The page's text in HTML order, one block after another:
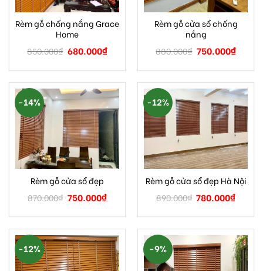
Rèm gỗ chống nắng Grace
Home
850.000₫ 680.000₫
Rèm gỗ cửa sổ chống
nắng
880.000₫ 750.000₫
-14%
Rèm gỗ cửa sổ đẹp
870.000₫ 750.000₫
-12%
Rèm gỗ cửa sổ đẹp Hà Nội
890.000₫ 780.000₫
-12% -9%